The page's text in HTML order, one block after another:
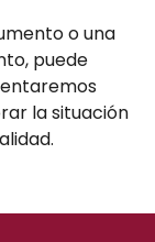
o una
puede
la situación